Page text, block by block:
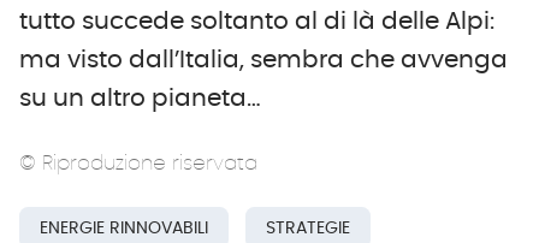
tutto succede soltanto al di là delle Alpi:
ma visto dall’Italia, sembra che avvenga
su un altro pianeta…
© Riproduzione riservata
ENERGIE RINNOVABILI STRATEGIE